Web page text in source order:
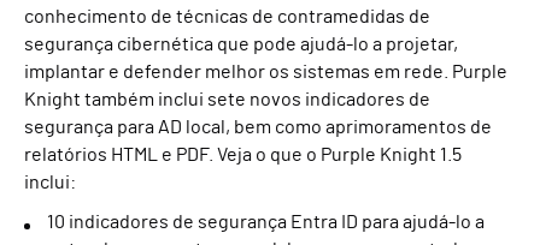
conhecimento de técnicas de contramedidas de
segurança cibernética que pode ajudá-lo a projetar,
implantar e defender melhor os sistemas em rede. Purple
Knight também inclui sete novos indicadores de
segurança para AD local, bem como aprimoramentos de
relatórios HTML e PDF. Veja o que o Purple Knight 1.5
inclui:
10 indicadores de segurança Entra ID para ajudá-lo a